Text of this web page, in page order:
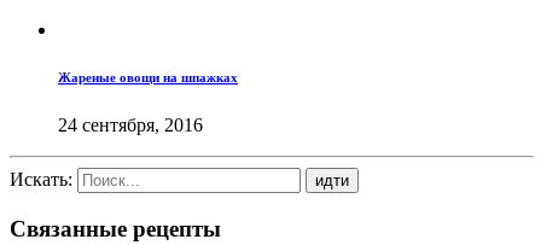
Жареные овощи на шпажках
24 сентября, 2016
Искать:
Связанные рецепты